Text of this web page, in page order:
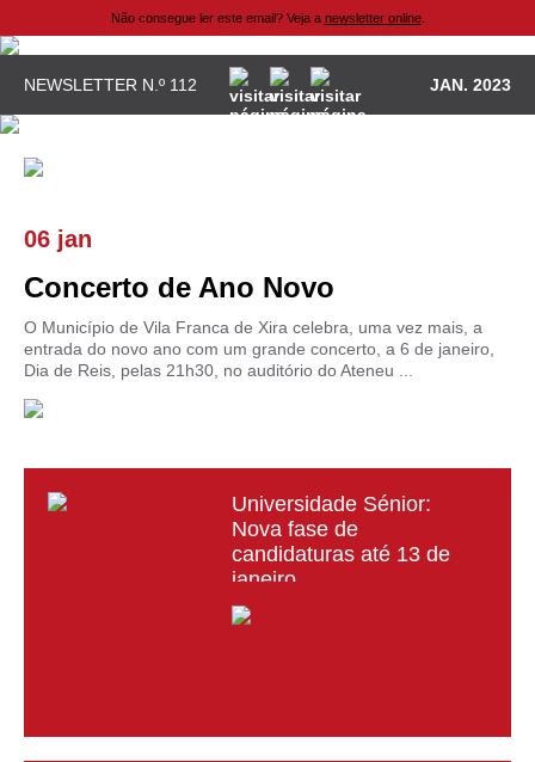
Não consegue ler este email? Veja a newsletter online.
NEWSLETTER N.º 112 JAN. 2023
06 jan
Concerto de Ano Novo
O Município de Vila Franca de Xira celebra, uma vez mais, a
entrada do novo ano com um grande concerto, a 6 de janeiro,
Dia de Reis, pelas 21h30, no auditório do Ateneu ...
Universidade Sénior:
Nova fase de
candidaturas até 13 de
janeiro